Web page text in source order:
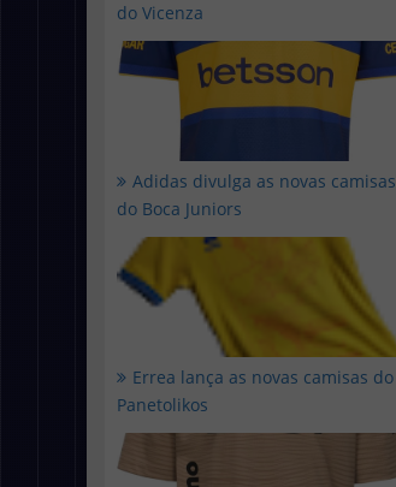
do Vicenza
Adidas divulga as novas camisas
do Boca Juniors
Errea lança as novas camisas do
Panetolikos